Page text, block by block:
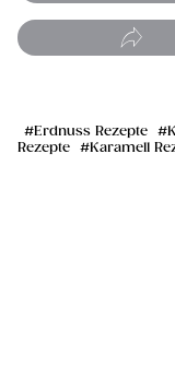
Erdnuss Rezepte
Rezepte
Karamell